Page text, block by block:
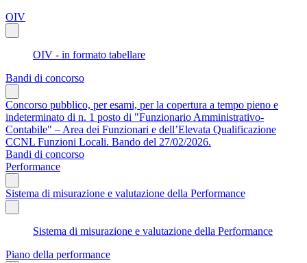
OIV
OIV - in formato tabellare
Bandi di concorso
Concorso pubblico, per esami, per la copertura a tempo pieno e
indeterminato di n. 1 posto di "Funzionario Amministrativo-
Contabile" – Area dei Funzionari e dell’Elevata Qualificazione
CCNL Funzioni Locali. Bando del 27/02/2026.
Bandi di concorso
Performance
Sistema di misurazione e valutazione della Performance
Sistema di misurazione e valutazione della Performance
Piano della performance